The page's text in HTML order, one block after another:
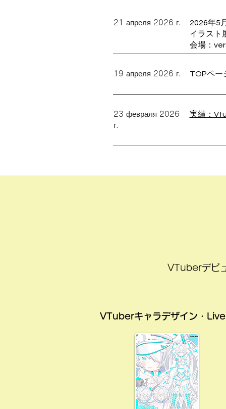
21 апреля 2026 г.
2026年5
イラスト
会場：
19 апреля 2026 г. TOPペー
23 февраля 2026
г.
実績：
VTuberデビ
VTuberキャラデザイン・